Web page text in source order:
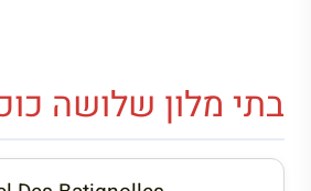
בתי מלון שלושה